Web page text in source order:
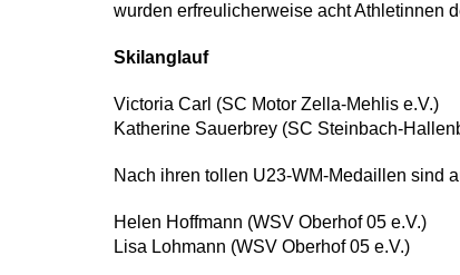
wurden erfreulicherweise acht Athletinnen
Skilanglauf
Victoria Carl (SC Motor Zella-Mehlis e.V.)
Katherine Sauerbrey (SC Steinbach-
Nach ihren tollen U23-WM-Medaillen sind
Helen Hoffmann (WSV Oberhof 05 e.V.)
Lisa Lohmann (WSV Oberhof 05 e.V.)